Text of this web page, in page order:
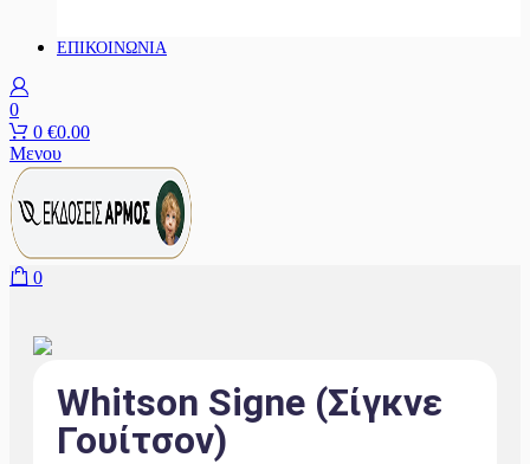
ΕΠΙΚΟΙΝΩΝΙΑ
0
0 €0.00
Μενου
0
Whitson Signe (Σίγκνε
Γουίτσον)